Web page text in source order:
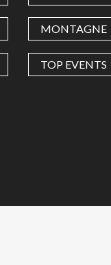
MONTAGNE
TOP EVENTS